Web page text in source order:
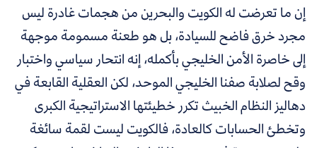
إن ما تعرضت له الكويت والبحرين من هجمات غادرة ليس
مجرد خرق فاضح للسيادة، بل هو طعنة مسمومة موجهة
إلى خاصرة الأمن الخليجي بأكمله، إنه انتحار سياسي واختبار
وقح لصلابة صفنا الخليجي الموحد، لكن العقلية القابعة في
دهاليز النظام الخبيث تكرر خطيئتها الاستراتيجية الكبرى
وتخطئ الحسابات كالعادة، فالكويت ليست لقمة سائغة